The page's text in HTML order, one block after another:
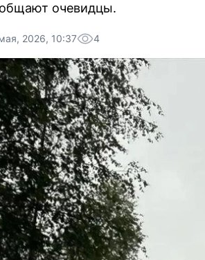
очевидцы.
2026, 10:37 4